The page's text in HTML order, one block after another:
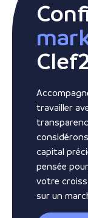
travailler
capital
pensée
votre
sur un